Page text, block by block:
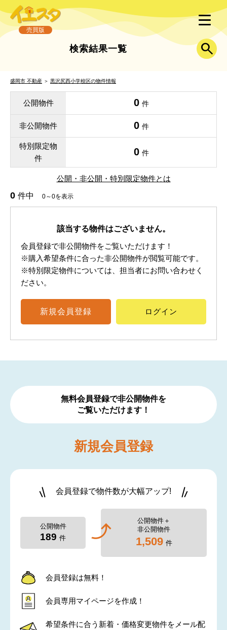
売買版
検索結果一覧
盛岡市 不動産 ＞ 黒沢尻西小学校区の物件情報
公開物件 0 件
非公開物件 0 件
特別限定物
件
0 件
公開・非公開・特別限定物件とは
0 件中 0～0を表示
該当する物件はございません。
会員登録で非公開物件をご覧いただけます！
※購入希望条件に合った非公開物件が閲覧可能です。
※特別限定物件については、担当者にお問い合わせく
ださい。
新規会員登録 ログイン
無料会員登録で非公開物件を
ご覧いただけます！
新規会員登録
会員登録で物件数が大幅アップ!
公開物件
189 件
公開物件＋
非公開物件
1,509 件
会員登録は無料！
会員専用マイページを作成！
希望条件に合う新着・価格変更物件をメール配